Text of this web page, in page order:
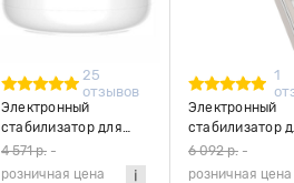
25
отзывов
Электронный
стабилизатор для
смартфона Hohem GO
белый
4 571 р. -
розничная цена
1
Электронный
стабилизатор
смартфона
iSteady Q
6 092 р. -
розничная цена